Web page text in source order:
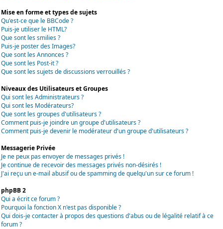
Mise en forme et types de sujets
Qu'est-ce que le BBCode ?
Puis-je utiliser le HTML?
Que sont les smilies ?
Puis-je poster des Images?
Que sont les Annonces ?
Que sont les Post-it ?
Que sont les sujets de discussions verrouillés ?
Niveaux des Utilisateurs et Groupes
Qui sont les Administrateurs ?
Qui sont les Modérateurs?
Que sont les groupes d'utilisateurs ?
Comment puis-je joindre un groupe d'utilisateurs ?
Comment puis-je devenir le modérateur d'un groupe d'utilisateurs ?
Messagerie Privée
Je ne peux pas envoyer de messages privés !
Je continue de recevoir des messages privés non-désirés !
J'ai reçu un e-mail abusif ou de spamming de quelqu'un sur ce forum !
phpBB 2
Qui a écrit ce forum ?
Pourquoi la fonction X n'est pas disponible ?
Qui dois-je contacter à propos des questions d'abus ou de légalité relatif à ce
forum ?